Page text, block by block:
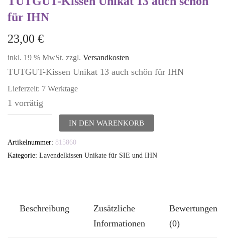
für IHN
23,00 €
inkl. 19 % MwSt. zzgl. Versandkosten
TUTGUT-Kissen Unikat 13 auch schön für IHN
Lieferzeit: 7 Werktage
1 vorrätig
Unikat
IN DEN WARENKORB
Artikelnummer: 815860
Kategorie: Lavendelkissen Unikate für SIE und IHN
Beschreibung
Zusätzliche
Informationen
Bewertungen
(0)